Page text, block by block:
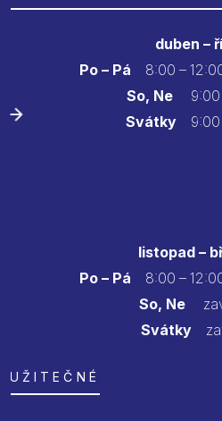
duben –
Po – Pá
8:00 –
So, Ne9:00
Svátky 9:00
listopad –
Po – Pá 8:00 –
So, Ne
Svátky
UŽITEČNÉ